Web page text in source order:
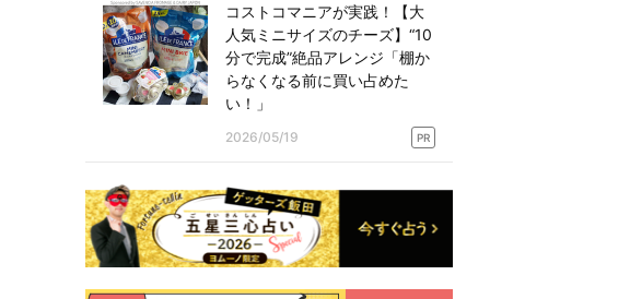
コストコマニアが実践！【大
人気ミニサイズのチーズ】“10
分で完成”絶品アレンジ「棚か
らなくなる前に買い占めた
い！」
2026/05/19 PR